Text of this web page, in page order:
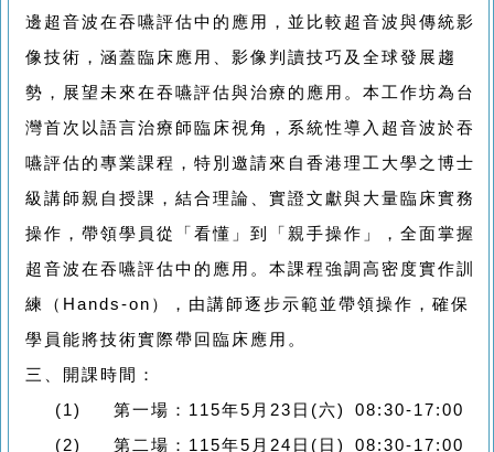
邊超音波在吞嚥評估中的應用，並比較超音波與傳統影
像技術，涵蓋臨床應用、影像判讀技巧及全球發展趨
勢，展望未來在吞嚥評估與治療的應用。本工作坊為台
灣首次以語言治療師臨床視角，系統性導入超音波於吞
嚥評估的專業課程，特別邀請來自香港理工大學之博士
級講師親自授課，結合理論、實證文獻與大量臨床實務
操作，帶領學員從「看懂」到「親手操作」，全面掌握
超音波在吞嚥評估中的應用。本課程強調高密度實作訓
練（ Hands-on ），由講師逐步示範並帶領操作，確保
學員能將技術實際帶回臨床應用。
三、
開課時間：
(1)
第一場： 115年5 月 23 日 (六) 08:30-17:00
(2)
第二場： 115年5 月 24 日 ( 日 ) 08:30-17:00